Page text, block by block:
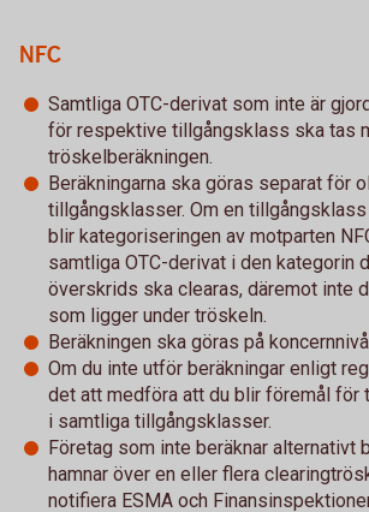
NFC
Samtliga OTC-derivat som inte är
för respektive tillgångsklass ska tas
tröskelberäkningen.
Beräkningarna ska göras separat för
tillgångsklasser. Om en
blir kategoriseringen av motparten
samtliga OTC-derivat i den kategorin
överskrids ska clearas, däremot inte
som ligger under tröskeln.
Beräkningen ska göras på
Om du inte utför beräkningar enligt
det att medföra att du blir föremål för
i samtliga tillgångsklasser.
Företag som inte beräknar alternativt
hamnar över en eller flera
notifiera ESMA och